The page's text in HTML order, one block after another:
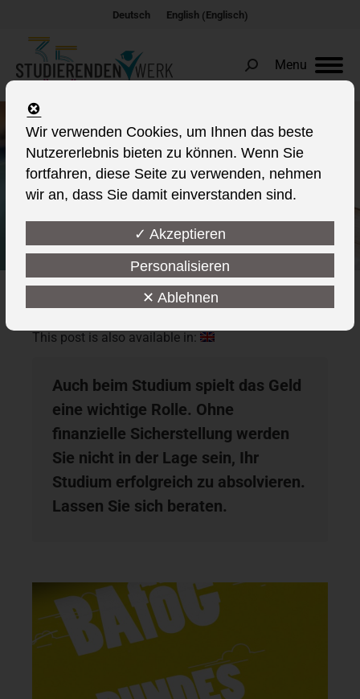
Deutsch English(Englisch)
Menu
Search:
Ohne Moos nix los!
This post is also available in:
Auch beim Studium spielt das Geld
eine wichtige Rolle. Ohne
finanzielle Sicherstellung werden
Sie nicht in der Lage sein, Ihr
Studium erfolgreich zu absolvieren.
Lassen Sie sich beraten.
Wir verwenden Cookies, um Ihnen das beste
Nutzererlebnis bieten zu können. Wenn Sie
fortfahren, diese Seite zu verwenden, nehmen
wir an, dass Sie damit einverstanden sind.
✓ Akzeptieren
Personalisieren
✕ Ablehnen